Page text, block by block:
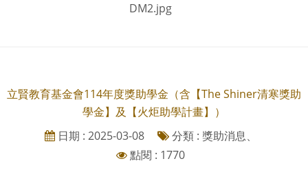
DM2.jpg
立賢教育基金會114年度獎助學金（含【The Shiner清寒獎助
學金】及【火炬助學計畫】）
日期 : 2025-03-08
分類 : 獎助消息、
點閱 : 1770